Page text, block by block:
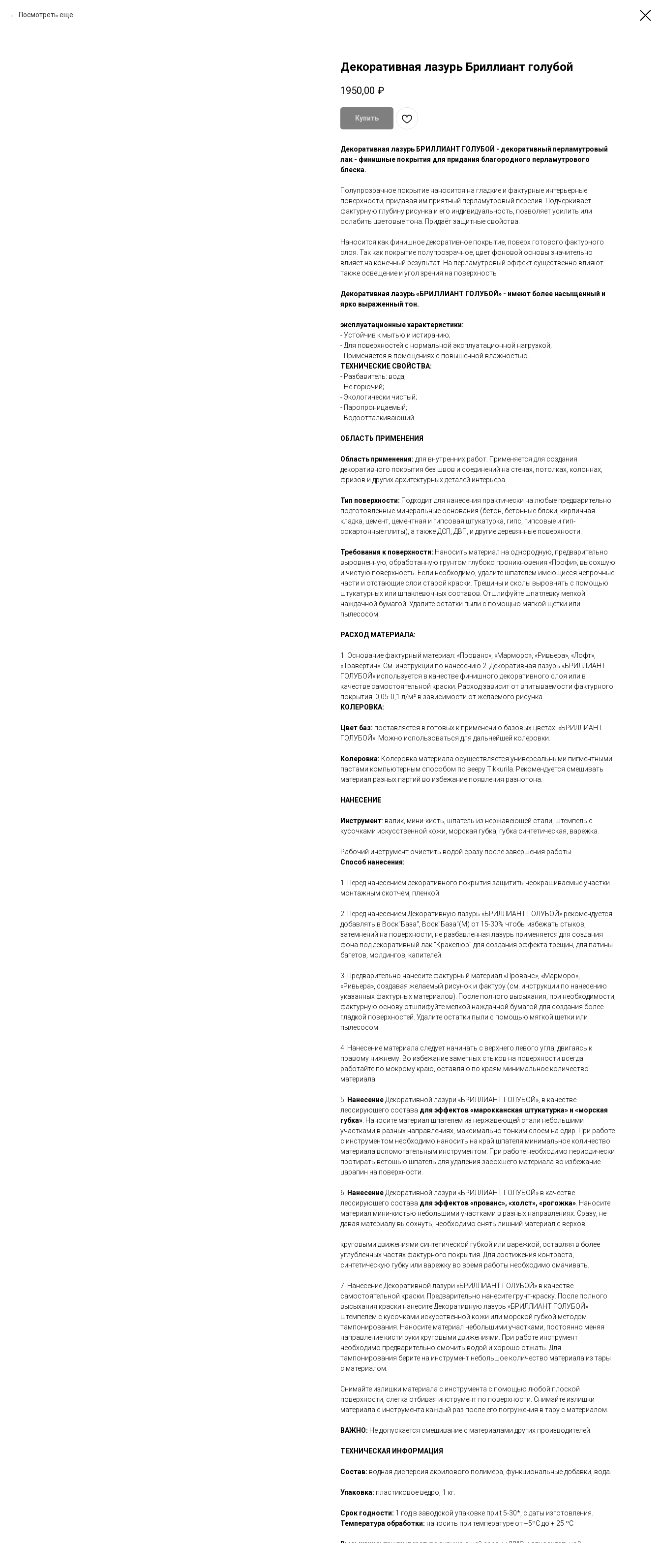
Посмотреть еще
Декоративная лазурь Бриллиант голубой
1950,00 ₽
Купить
Декоративная лазурь БРИЛЛИАНТ ГОЛУБОЙ - декоративный перламутровый
лак - финишные покрытия для придания благородного перламутрового
блеска.
Полупрозрачное покрытие наносится на гладкие и фактурные интерьерные
поверхности, придавая им приятный перламутровый перелив. Подчеркивает
фактурную глубину рисунка и его индивидуальность, позволяет усилить или
ослабить цветовые тона. Придаёт защитные свойства.
Наносится как финишное декоративное покрытие, поверх готового фактурного
слоя. Так как покрытие полупрозрачное, цвет фоновой основы значительно
влияет на конечный результат. На перламутровый эффект существенно влияют
также освещение и угол зрения на поверхность
Декоративная лазурь «БРИЛЛИАНТ ГОЛУБОЙ» - имеют более насыщенный и
ярко выраженный тон.
эксплуатационные характеристики:
- Устойчив к мытью и истиранию;
- Для поверхностей с нормальной эксплуатационной нагрузкой;
- Применяется в помещениях с повышенной влажностью.
ТЕХНИЧЕСКИЕ СВОЙСТВА:
- Разбавитель: вода;
- Не горючий;
- Экологически чистый;
- Паропроницаемый;
- Водоотталкивающий.
ОБЛАСТЬ ПРИМЕНЕНИЯ
Область применения: для внутренних работ. Применяется для создания
декоративного покрытия без швов и соединений на стенах, потолках, колоннах,
фризов и других архитектурных деталей интерьера.
Тип поверхности: Подходит для нанесения практически на любые предварительно
подготовленные минеральные основания (бетон, бетонные блоки, кирпичная
кладка, цемент, цементная и гипсовая штукатурка, гипс, гипсовые и гип-
сокартонные плиты), а также ДСП, ДВП, и другие деревянные поверхности.
Требования к поверхности: Наносить материал на однородную, предварительно
выровненную, обработанную грунтом глубоко проникновения «Профи», высохшую
и чистую поверхность. Если необходимо, удалите шпателем имеющиеся непрочные
части и отстающие слои старой краски. Трещины и сколы выровнять с помощью
штукатурных или шпаклевочных составов. Отшлифуйте шпатлевку мелкой
наждачной бумагой. Удалите остатки пыли с помощью мягкой щетки или
пылесосом.
РАСХОД МАТЕРИАЛА:
1. Основание фактурный материал: «Прованс», «Марморо», «Ривьера», «Лофт»,
«Травертин». См. инструкции по нанесению 2. Декоративная лазурь «БРИЛЛИАНТ
ГОЛУБОЙ» используется в качестве финишного декоративного слоя или в
качестве самостоятельной краски. Расход зависит от впитываемости фактурного
покрытия. 0,05-0,1 л/м² в зависимости от желаемого рисунка
КОЛЕРОВКА:
Цвет баз: поставляется в готовых к применению базовых цветах: «БРИЛЛИАНТ
ГОЛУБОЙ». Можно использоваться для дальнейшей колеровки.
Колеровка: Колеровка материала осуществляется универсальными пигментными
пастами компьютерным способом по вееру Tikkurila. Рекомендуется смешивать
материал разных партий во избежание появления разнотона.
НАНЕСЕНИЕ
Инструмент: валик, мини-кисть, шпатель из нержавеющей стали, штемпель с
кусочками искусственной кожи, морская губка, губка синтетическая, варежка.
Рабочий инструмент очистить водой сразу после завершения работы.
Способ нанесения:
1. Перед нанесением декоративного покрытия защитить неокрашиваемые участки
монтажным скотчем, пленкой.
2. Перед нанесением Декоративную лазурь «БРИЛЛИАНТ ГОЛУБОЙ» рекомендуется
добавлять в Воск"База", Воск"База"(М) от 15-30% чтобы избежать стыков,
затемнений на поверхности, не разбавленная лазурь применяется для создания
фона под декоративный лак "Кракелюр" для создания эффекта трещин, для патины
багетов, молдингов, капителей.
3. Предварительно нанесите фактурный материал «Прованс», «Марморо»,
«Ривьера», создавая желаемый рисунок и фактуру (см. инструкции по нанесению
указанных фактурных материалов). После полного высыхания, при необходимости,
фактурную основу отшлифуйте мелкой наждачной бумагой для создания более
гладкой поверхностей. Удалите остатки пыли с помощью мягкой щетки или
пылесосом.
4. Нанесение материала следует начинать с верхнего левого угла, двигаясь к
правому нижнему. Во избежание заметных стыков на поверхности всегда
работайте по мокрому краю, оставляю по краям минимальное количество
материала.
5. НанесениеДекоративной лазури «БРИЛЛИАНТ ГОЛУБОЙ», в качестве
лессирующего состава для эффектов «марокканская штукатурка» и «морская
губка». Наносите материал шпателем из нержавеющей стали небольшими
участками в разных направлениях, максимально тонким слоем на сдир. При работе
с инструментом необходимо наносить на край шпателя минимальное количество
материала вспомогательным инструментом. При работе необходимо периодически
протирать ветошью шпатель для удаления засохшего материала во избежание
царапин на поверхности.
6. НанесениеДекоративной лазури «БРИЛЛИАНТ ГОЛУБОЙ» в качестве
лессирующего состава для эффектов «прованс», «холст», «рогожка». Наносите
материал мини-кистью небольшими участками в разных направлениях. Сразу, не
давая материалу высохнуть, необходимо снять лишний материал с верхов
круговыми движениями синтетической губкой или варежкой, оставляя в более
углубленных частях фактурного покрытия. Для достижения контраста,
синтетическую губку или варежку во время работы необходимо смачивать.
7. Нанесение Декоративной лазури «БРИЛЛИАНТ ГОЛУБОЙ» в качестве
самостоятельной краски. Предварительно нанесите грунт-краску. После полного
высыхания краски нанесите Декоративную лазурь «БРИЛЛИАНТ ГОЛУБОЙ»
штемпелем с кусочками искусственной кожи или морской губкой методом
тампонирования. Наносите материал небольшими участками, постоянно меняя
направление кисти руки круговыми движениями. При работе инструмент
необходимо предварительно смочить водой и хорошо отжать. Для
тампонирования берите на инструмент небольшое количество материала из тары
с материалом.
Снимайте излишки материала с инструмента с помощью любой плоской
поверхности, слегка отбивая инструмент по поверхности. Снимайте излишки
материала с инструмента каждый раз после его погружения в тару с материалом.
ВАЖНО: Не допускается смешивание с материалами других производителей.
ТЕХНИЧЕСКАЯ ИНФОРМАЦИЯ
Состав: водная дисперсия акрилового полимера, функциональные добавки, вода.
Упаковка: пластиковое ведро, 1 кг.
Срок годности: 1 год в заводской упаковке при t 5-30*, с даты изготовления.
Температура обработки: наносить при температуре от +5ºС до + 25 ºС